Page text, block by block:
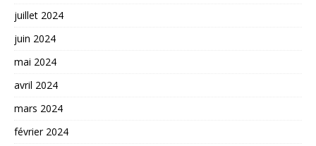
juillet 2024
juin 2024
mai 2024
avril 2024
mars 2024
février 2024